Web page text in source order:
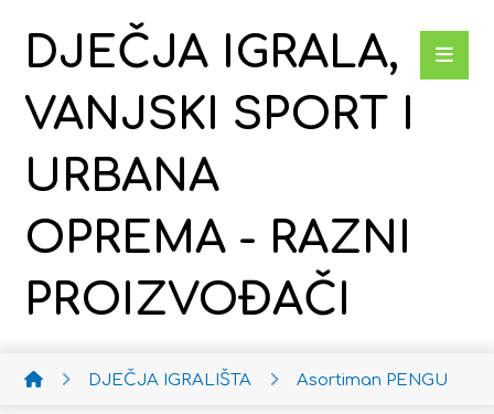
DJEČJA IGRALA,
VANJSKI SPORT I
URBANA
OPREMA - RAZNI
PROIZVOĐAČI
DJEČJA IGRALIŠTA Asortiman PENGU